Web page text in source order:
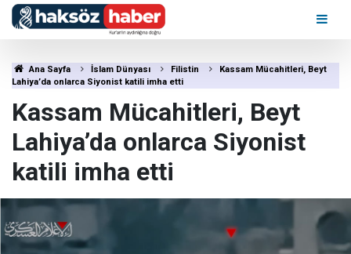
Ana Sayfa İslam Dünyası Filistin
Kassam Mücahitleri, Beyt
Lahiya’da onlarca Siyonist katili imha etti
Kassam Mücahitleri, Beyt
Lahiya’da onlarca Siyonist
katili imha etti